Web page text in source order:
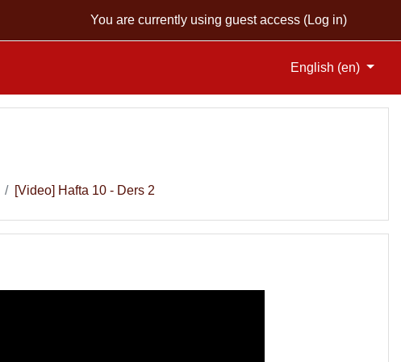
You are currently using guest access (Log in)
English ‎(en)‎
[Video] Hafta 10 - Ders 2